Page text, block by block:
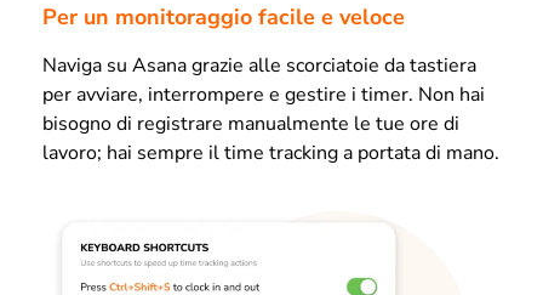
Per un monitoraggio facile e veloce
Naviga su Asana grazie alle scorciatoie da tastiera
per avviare, interrompere e gestire i timer. Non hai
bisogno di registrare manualmente le tue ore di
lavoro; hai sempre il time tracking a portata di mano.